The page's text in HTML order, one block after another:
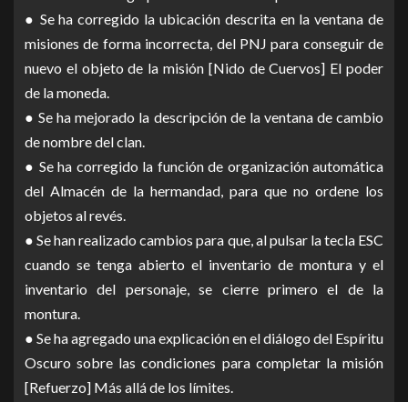
● Se ha corregido la ubicación descrita en la ventana de
misiones de forma incorrecta, del PNJ para conseguir de
nuevo el objeto de la misión [Nido de Cuervos] El poder
de la moneda.
● Se ha mejorado la descripción de la ventana de cambio
de nombre del clan.
● Se ha corregido la función de organización automática
del Almacén de la hermandad, para que no ordene los
objetos al revés.
● Se han realizado cambios para que, al pulsar la tecla ESC
cuando se tenga abierto el inventario de montura y el
inventario del personaje, se cierre primero el de la
montura.
● Se ha agregado una explicación en el diálogo del Espíritu
Oscuro sobre las condiciones para completar la misión
[Refuerzo] Más allá de los límites.